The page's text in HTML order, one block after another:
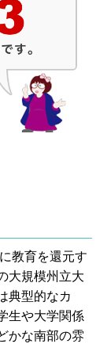
教育を還元す
大規模州立大
典型的なカ
生や大学関係
かな南部の雰